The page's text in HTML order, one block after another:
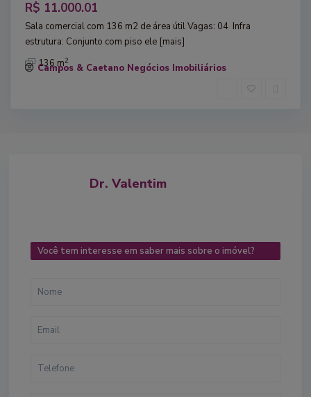
R$ 11.000.01
Sala comercial com 136 m2 de área útil​ Vagas: 04 ​ Infra
estrutura: Conjunto com piso ele [mais]
136 m2
Campos & Caetano Negócios Imobiliários
Dr. Valentim
Você tem interesse em saber mais sobre o imóvel?